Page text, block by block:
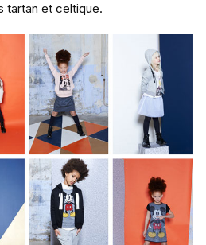
tartan et celtique.